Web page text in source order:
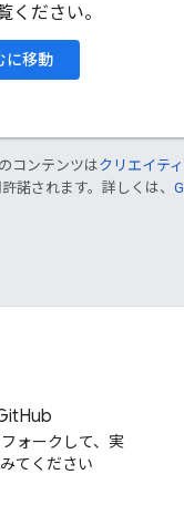
ください。
に移動
コンテンツはクリエイテ
諾されます。詳しくは、
ォークして、実
てください